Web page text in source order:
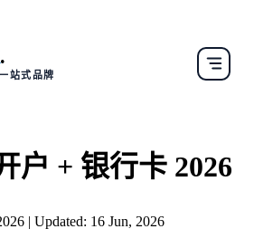
.
站式品牌
户 + 银行卡 2026
| Updated: 16 Jun, 2026